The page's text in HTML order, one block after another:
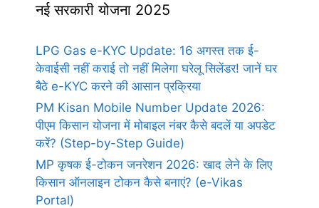
नई सरकारी योजना 2025
LPG Gas e-KYC Update: 16 अगस्त तक ई-
केवाईसी नहीं कराई तो नहीं मिलेगा घरेलू सिलेंडर! जानें घर
बैठे e-KYC करने की आसान प्रक्रिया
PM Kisan Mobile Number Update 2026:
पीएम किसान योजना में मोबाइल नंबर कैसे बदलें या अपडेट
करें? (Step-by-Step Guide)
MP कृषक ई-टोकन जनरेशन 2026: खाद लेने के लिए
किसान ऑनलाइन टोकन कैसे बनाएं? (e-Vikas
Portal)